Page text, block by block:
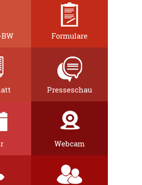
Formulare
Presseschau
Webcam